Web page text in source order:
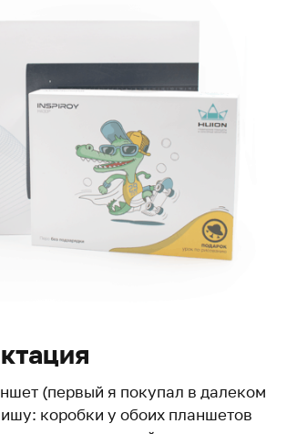
(первый я покупал в далеком
коробки у обоих планшетов